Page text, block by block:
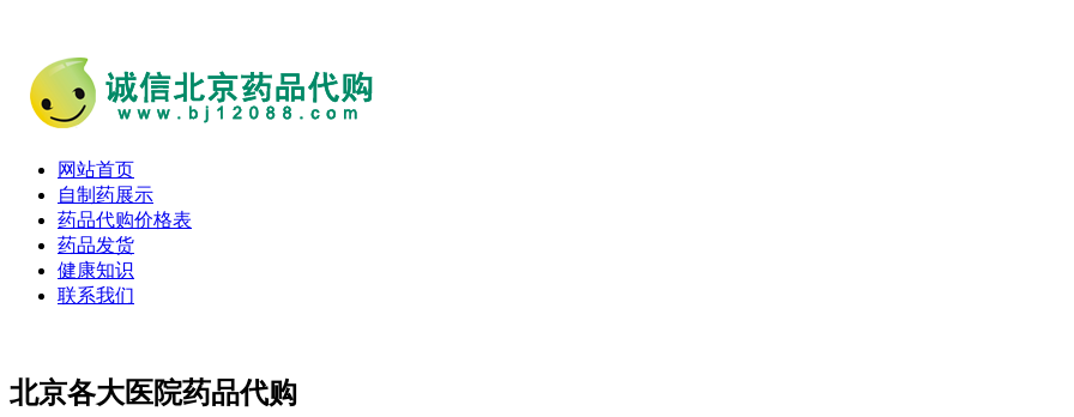
网站首页
自制药展示
药品代购价格表
药品发货
健康知识
联系我们
北京各大医院药品代购